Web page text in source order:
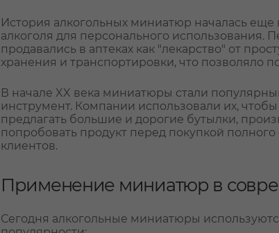
История алкогольных миниатюр началась еще
алкоголя для персонального
продавались в аптеках как "лекарство" от
хранения и транспортировки, что позволяло
В начале XX века миниатюры стали
инструмент. Компании использовали их,
предлагать большие и дорогие бутылки,
попробовать продукт перед покупкой
клиентов.
Применение миниатюр в
Сегодня алкогольные миниатюры